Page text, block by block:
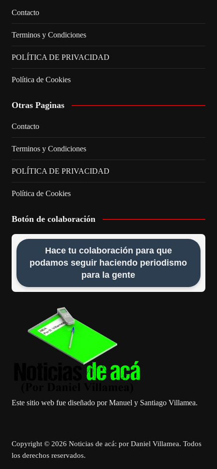
Contacto
Terminos y Condiciones
POLÍTICA DE PRIVACIDAD
Política de Cookies
Otras Paginas
Contacto
Terminos y Condiciones
POLÍTICA DE PRIVACIDAD
Política de Cookies
Botón de colaboración
Hace tu colaboración para que
podamos seguir haciendo periodismo
para la gente
Este sitio web fue diseñado por Manuel y Santiago Villamea.
Copyright © 2026 Noticias de acá: por Daniel Villamea. Todos
los derechos reservados.